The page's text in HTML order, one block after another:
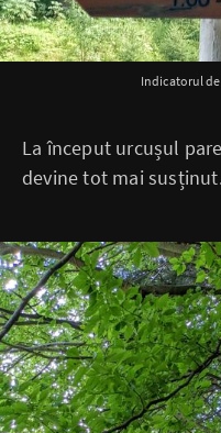
Indicatorul
La început urcușul
devine tot mai